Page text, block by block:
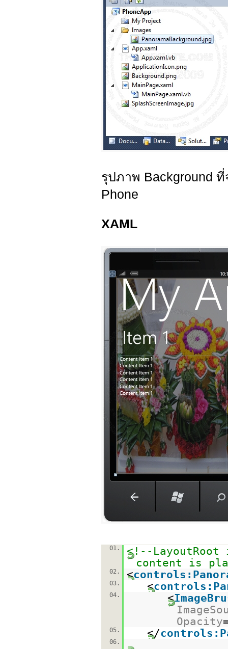
รุปภาพ Background
Phone
XAML
01.
<!--
content is
02. <
03. <
04. <
Opacity
05. </
06.